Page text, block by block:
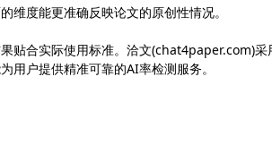
度能更准确反映论文的原创性情况。
贴合实际使用标准。洽文(chat4paper.com)采
用户提供精准可靠的AI率检测服务。